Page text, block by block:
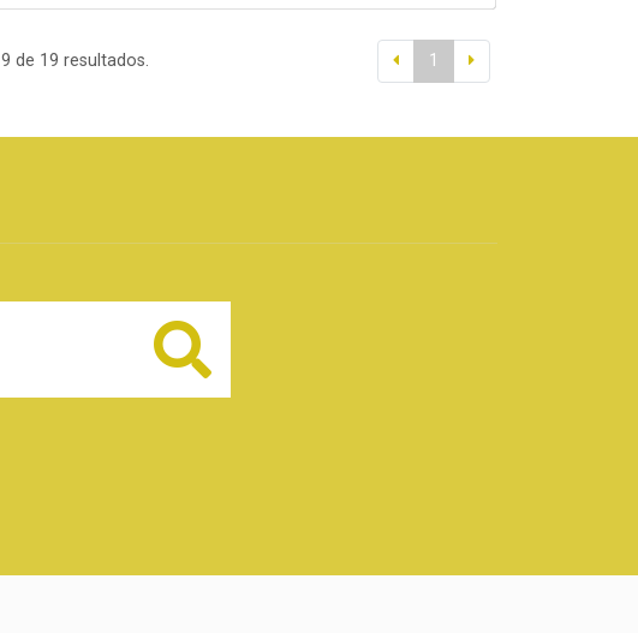
de 19 resultados. 1
Buscar